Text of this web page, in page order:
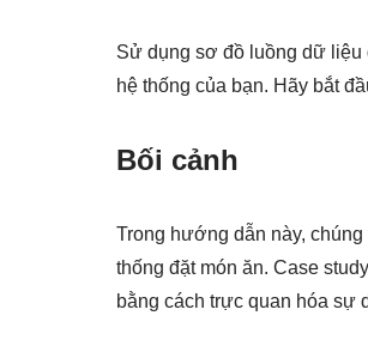
Sử dụng sơ đồ luồng dữ liệu
hệ thống của bạn. Hãy bắt
Bối cảnh
Trong hướng dẫn này,
thống đặt món ăn. Case
bằng cách trực quan hóa sự